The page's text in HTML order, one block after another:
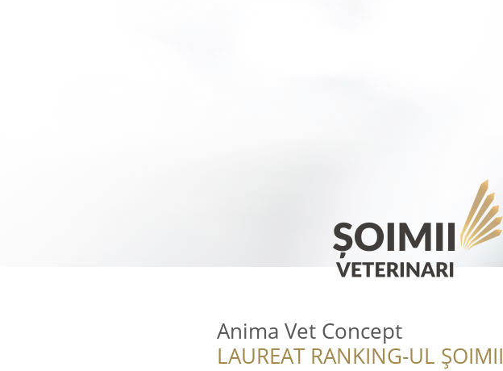
Anima Vet Concept
LAUREAT RANKING-UL ȘOIMII